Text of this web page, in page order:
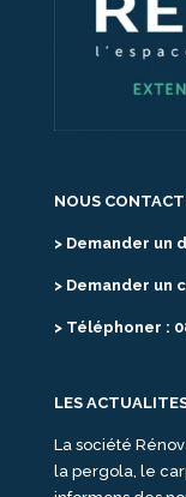
NOUS
> Demander un
> Demander un
> Téléphoner :
LES
La société
la pergola, le